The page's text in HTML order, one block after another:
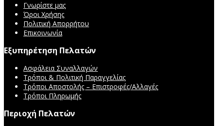
Γνωρίστε μας
Όροι Χρήσης
Πολιτική Απορρήτου
Επικοινωνία
Εξυπηρέτηση Πελατών
Ασφάλεια Συναλλαγών
Τρόποι & Πολιτική Παραγγελίας
Τρόποι Αποστολής – Επιστροφές/Αλλαγές
Τρόποι Πληρωμής
Περιοχή Πελατών